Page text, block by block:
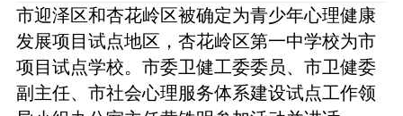
市迎泽区和杏花岭区被确定为青少年心理健康
发展项目试点地区，杏花岭区第一中学校为市
项目试点学校。市委卫健工委委员、市卫健委
副主任、市社会心理服务体系建设试点工作领